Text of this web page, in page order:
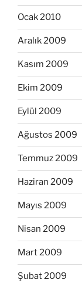
Ocak 2010
Aralık 2009
Kasım 2009
Ekim 2009
Eylül 2009
Ağustos 2009
Temmuz 2009
Haziran 2009
Mayıs 2009
Nisan 2009
Mart 2009
Şubat 2009